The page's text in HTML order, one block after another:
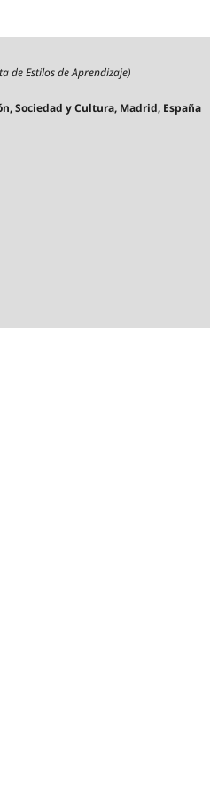
de Estilos de Aprendizaje)
Sociedad y Cultura, Madrid, España